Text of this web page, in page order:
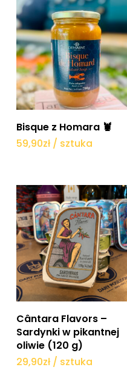
Dodaj do koszyka
Bisque z Homara 🦞
59,90zł / sztuka
Dodaj do koszyka
Cântara Flavors –
Sardynki w pikantnej
oliwie (120 g)
29,90zł / sztuka